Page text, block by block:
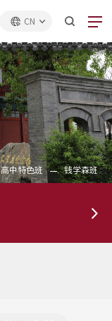
CN
高中特色班 钱学森班